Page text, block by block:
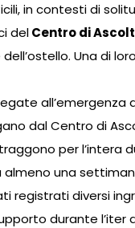
in contesti di
delCentro di
Una di
all’emergenza
dal Centro di
per l’intera
una
registrati diversi
durante l’iter